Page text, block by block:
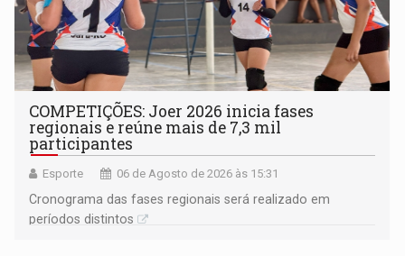
COMPETIÇÕES: Joer 2026 inicia fases
regionais e reúne mais de 7,3 mil
participantes
Esporte 06 de Agosto de 2026 às 15:31
Cronograma das fases regionais será realizado em
períodos distintos